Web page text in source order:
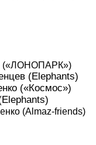
(«ЛОНОПАРК»)
(Elephants)
(«Космос»)
(Almaz-friends)